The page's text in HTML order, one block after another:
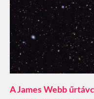
A James Webb